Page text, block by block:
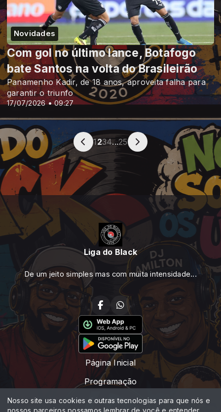
Novidades
17/07/2026 • 09:27
Com gol no último lance, Botafogo
bate Santos na volta do Brasileirão
Panamenho Kadir, de 18 anos, aproveita falha para
garantir o triunfo
1234...25
Liga do Black
De um jeito simples mas com muita intensidade...
Página Inicial
Programação
Locutores
Nosso site usa cookies e outras tecnologias para que nós e
nossos parceiros possamos lembrar de você e entender